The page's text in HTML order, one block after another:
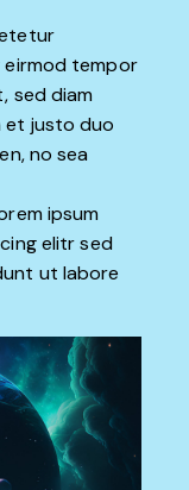
eirmod tempor
sed diam
et justo duo
no sea
ipsum
elitr sed
ut labore